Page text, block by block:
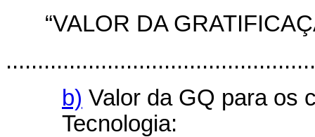
“VALOR DA
b) Valor da GQ para os
Tecnologia: